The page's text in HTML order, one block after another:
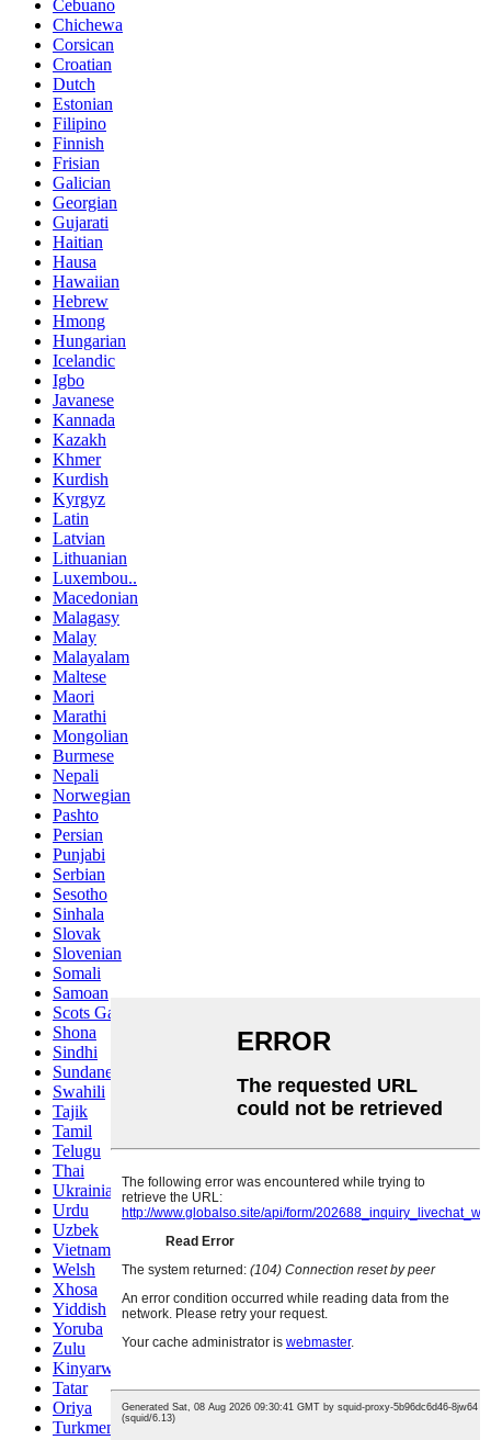
Cebuano
Chichewa
Corsican
Croatian
Dutch
Estonian
Filipino
Finnish
Frisian
Galician
Georgian
Gujarati
Haitian
Hausa
Hawaiian
Hebrew
Hmong
Hungarian
Icelandic
Igbo
Javanese
Kannada
Kazakh
Khmer
Kurdish
Kyrgyz
Latin
Latvian
Lithuanian
Luxembou..
Macedonian
Malagasy
Malay
Malayalam
Maltese
Maori
Marathi
Mongolian
Burmese
Nepali
Norwegian
Pashto
Persian
Punjabi
Serbian
Sesotho
Sinhala
Slovak
Slovenian
Somali
Samoan
Scots Gaelic
Shona
Sindhi
Sundanese
Swahili
Tajik
Tamil
Telugu
Thai
Ukrainian
Urdu
Uzbek
Vietnamese
Welsh
Xhosa
Yiddish
Yoruba
Zulu
Kinyarwanda
Tatar
Oriya
Turkmen